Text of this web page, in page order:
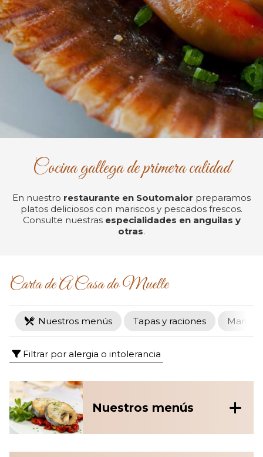
Cocina gallega de primera calidad
En nuestro restaurante en Soutomaior preparamos
platos deliciosos con mariscos y pescados frescos.
Consulte nuestras especialidades en anguilas y
otras.
Carta de A Casa do Muelle
Nuestros menús Tapas y raciones
Filtrar por alergia o intolerancia
Nuestros menús